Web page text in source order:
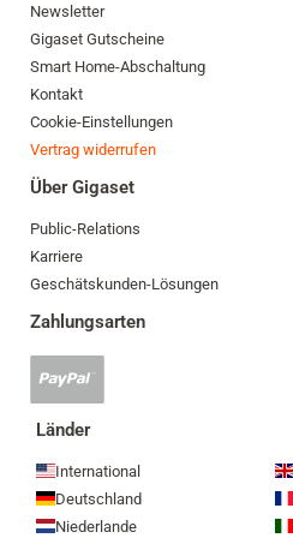
Newsletter
Gigaset Gutscheine
Smart Home-Abschaltung
Kontakt
Cookie-Einstellungen
Vertrag widerrufen
Über Gigaset
Public-Relations
Karriere
Geschätskunden-Lösungen
Zahlungsarten
Zahlung
Länder
International
Deutschland
Niederlande